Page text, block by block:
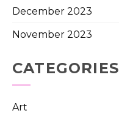
December 2023
November 2023
CATEGORIES
Art